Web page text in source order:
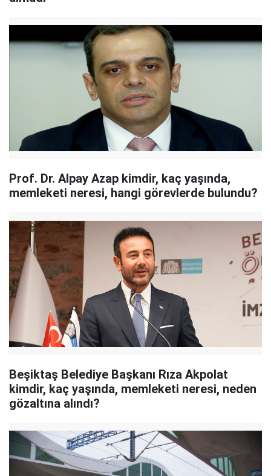
Prof. Dr. Alpay Azap kimdir, kaç yaşında,
memleketi neresi, hangi görevlerde bulundu?
Beşiktaş Belediye Başkanı Rıza Akpolat
kimdir, kaç yaşında, memleketi neresi, neden
gözaltına alındı?